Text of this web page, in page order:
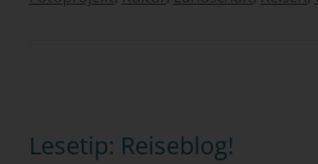
Lesetip: Reiseblog!